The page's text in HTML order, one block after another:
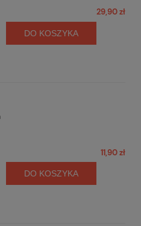
29,90 zł
DO KOSZYKA
11,90 zł
DO KOSZYKA